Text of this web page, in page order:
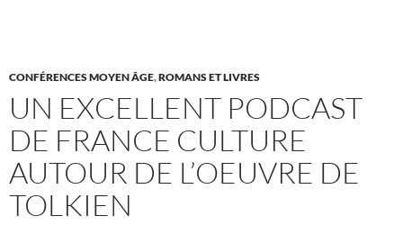
CONFÉRENCES MOYEN ÂGE,ROMANS ET LIVRES
UN EXCELLENT PODCAST
DE FRANCE CULTURE
AUTOUR DE L’OEUVRE DE
TOLKIEN